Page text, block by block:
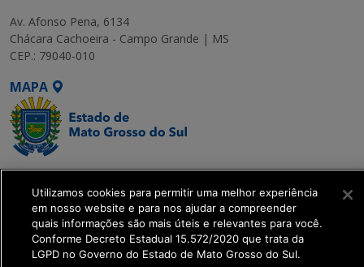
Av. Afonso Pena, 6134
Chácara Cachoeira - Campo Grande | MS
CEP.: 79040-010
MAPA
SETDIG | Secretaria-
Executiva de
Transformação Digital
get_footer();
Utilizamos cookies para permitir uma melhor experiência
em nosso website e para nos ajudar a compreender
quais informações são mais úteis e relevantes para você.
Conforme Decreto Estadual 15.572/2020 que trata da
LGPD no Governo do Estado de Mato Grosso do Sul.